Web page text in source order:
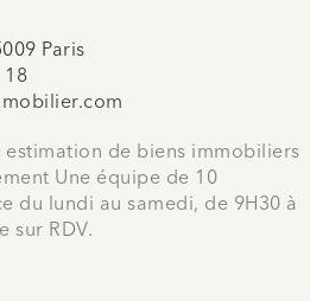
Paris
18
de biens immobiliers
Une équipe de 10
du lundi au samedi, de 9H30 à
sur RDV.